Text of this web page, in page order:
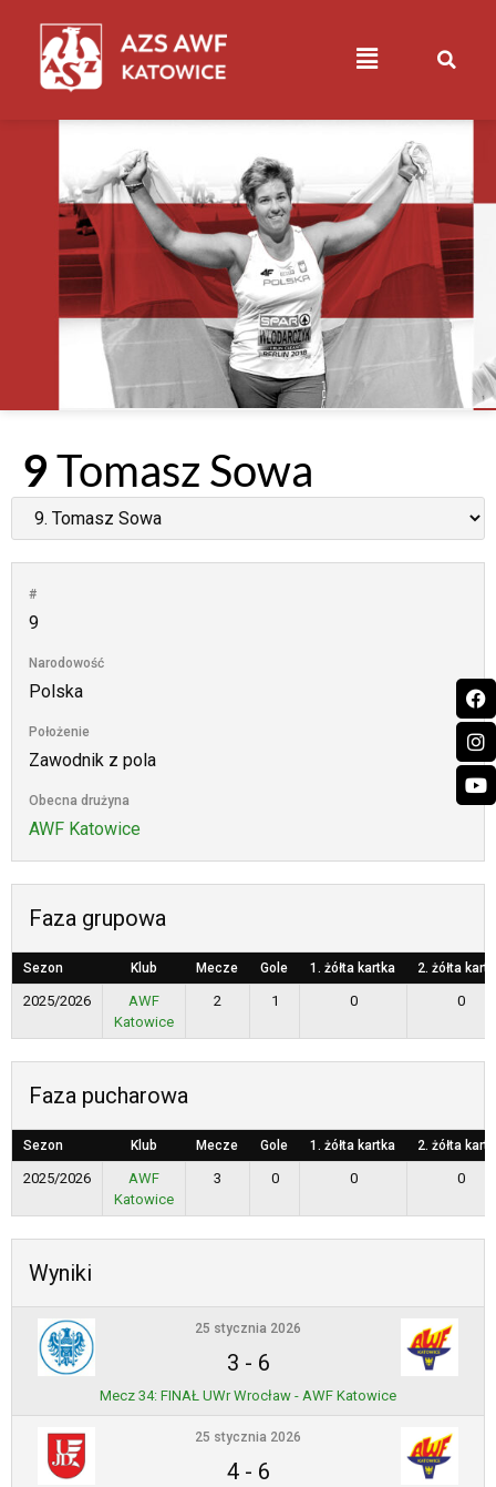
9Tomasz Sowa
#
9
Narodowość
Polska
Położenie
Zawodnik z pola
Obecna drużyna
AWF Katowice
Faza grupowa
Sezon Klub Mecze Gole 1. żółta kartka 2. żółta
2025/2026
AWF
Katowice
2 1 0 0
Faza pucharowa
Sezon Klub Mecze Gole 1. żółta kartka 2. żółta
2025/2026
AWF
Katowice
3 0 0 0
Wyniki
25 stycznia 2026
3 - 6
Mecz 34: FINAŁ UWr Wrocław - AWF Katowice
25 stycznia 2026
4- 6